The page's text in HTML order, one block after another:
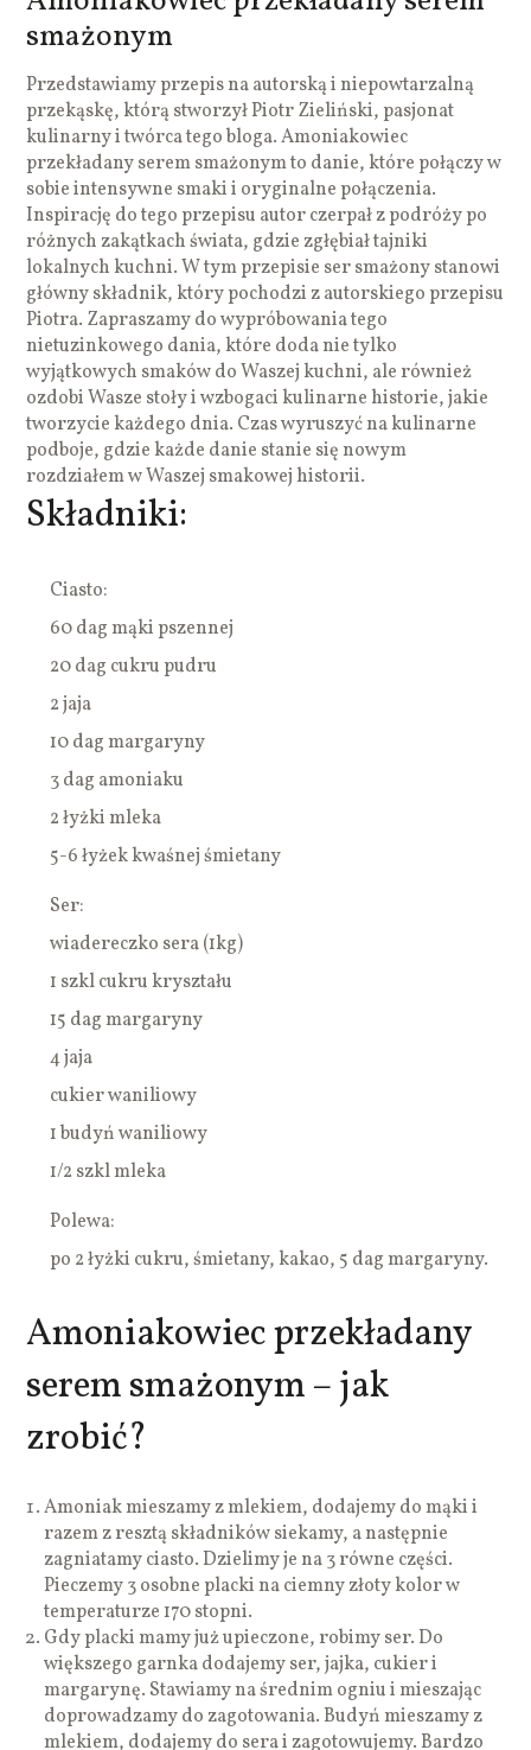
smażonym
Przedstawiamy przepis na autorską i niepowtarzalną
przekąskę, którą stworzył Piotr Zieliński, pasjonat
kulinarny i twórca tego bloga. Amoniakowiec
przekładany serem smażonym to danie, które połączy w
sobie intensywne smaki i oryginalne połączenia.
Inspirację do tego przepisu autor czerpał z podróży po
różnych zakątkach świata, gdzie zgłębiał tajniki
lokalnych kuchni. W tym przepisie ser smażony stanowi
główny składnik, który pochodzi z autorskiego przepisu
Piotra. Zapraszamy do wypróbowania tego
nietuzinkowego dania, które doda nie tylko
wyjątkowych smaków do Waszej kuchni, ale również
ozdobi Wasze stoły i wzbogaci kulinarne historie, jakie
tworzycie każdego dnia. Czas wyruszyć na kulinarne
podboje, gdzie każde danie stanie się nowym
rozdziałem w Waszej smakowej historii.
Składniki:
Ciasto:
60 dag mąki pszennej
20 dag cukru pudru
2 jaja
10 dag margaryny
3 dag amoniaku
2 łyżki mleka
5-6 łyżek kwaśnej śmietany
Ser:
wiadereczko sera (1kg)
1 szkl cukru kryształu
15 dag margaryny
4 jaja
cukier waniliowy
1 budyń waniliowy
1/2 szkl mleka
Polewa:
po 2 łyżki cukru, śmietany, kakao, 5 dag margaryny.
Amoniakowiec przekładany
serem smażonym – jak
zrobić?
Amoniak mieszamy z mlekiem, dodajemy do mąki i
razem z resztą składników siekamy, a następnie
zagniatamy ciasto. Dzielimy je na 3 równe części.
Pieczemy 3 osobne placki na ciemny złoty kolor w
temperaturze 170 stopni.
Gdy placki mamy już upieczone, robimy ser. Do
większego garnka dodajemy ser, jajka, cukier i
margarynę. Stawiamy na średnim ogniu i mieszając
doprowadzamy do zagotowania. Budyń mieszamy z
mlekiem, dodajemy do sera i zagotowujemy. Bardzo